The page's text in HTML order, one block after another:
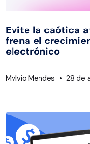
Evite la caótica
frena el
electrónico
Mylvio Mendes 28 de